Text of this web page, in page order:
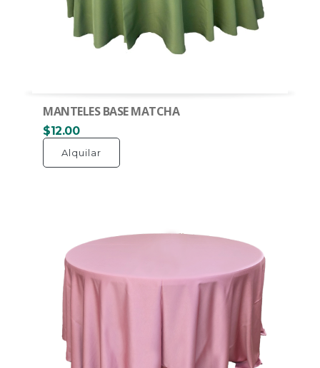
MANTELES BASE MATCHA
$12.00
Alquilar